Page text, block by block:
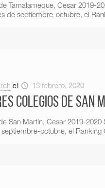
Tamalameque, Cesar 2019-
de septiembre-octubre, el
el 13 febrero, 2020
colegios de San
San Martín, Cesar 2019-
octubre, el Ranking